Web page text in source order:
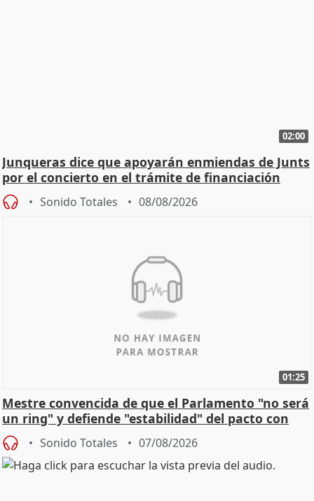
02:00
Junqueras dice que apoyarán enmiendas de Junts
por el concierto en el trámite de financiación
Sonido Totales 08/08/2026
01:25
Mestre convencida de que el Parlamento "no será
un ring" y defiende "estabilidad" del pacto con
Vox
Sonido Totales 07/08/2026